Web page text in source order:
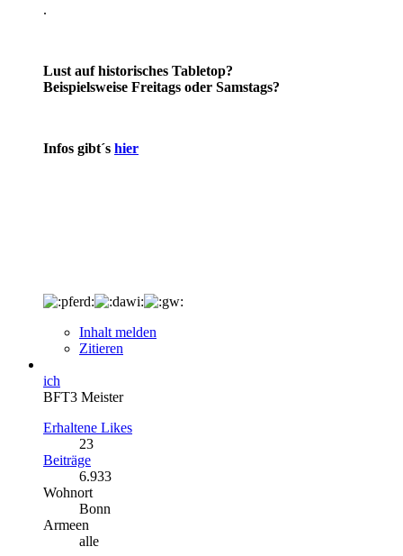
.
Lust auf historisches Tabletop?
Beispielsweise Freitags oder Samstags?
Infos gibt´s hier
Inhalt melden
Zitieren
ich
BFT3 Meister
Erhaltene Likes
23
Beiträge
6.933
Wohnort
Bonn
Armeen
alle